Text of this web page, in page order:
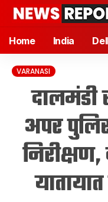
Home India
VARANASI
दालमंडी
अपर